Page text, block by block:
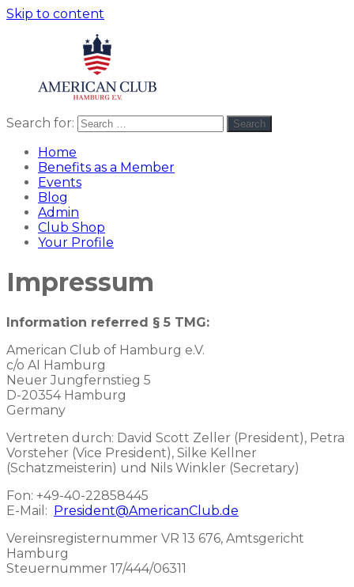
Skip to content
Club
americanclub
Search for: Search
Home
Benefits as a Member
Events
Blog
Admin
Club Shop
Your Profile
Impressum
Information referred § 5 TMG:
American Club of Hamburg e.V.
c/o AI Hamburg
Neuer Jungfernstieg 5
D-20354 Hamburg
Germany
Vertreten durch: David Scott Zeller (President), Petra
Vorsteher (Vice President), Silke Kellner
(Schatzmeisterin) und Nils Winkler (Secretary)
Fon: +49-40-22858445
E-Mail: President@AmericanClub.de
Vereinsregisternummer VR 13 676, Amtsgericht
Hamburg
Steuernummer 17/444/06311